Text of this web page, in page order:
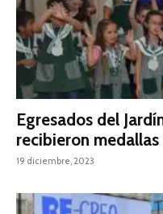
Egresados del
recibieron
19 diciembre, 2023